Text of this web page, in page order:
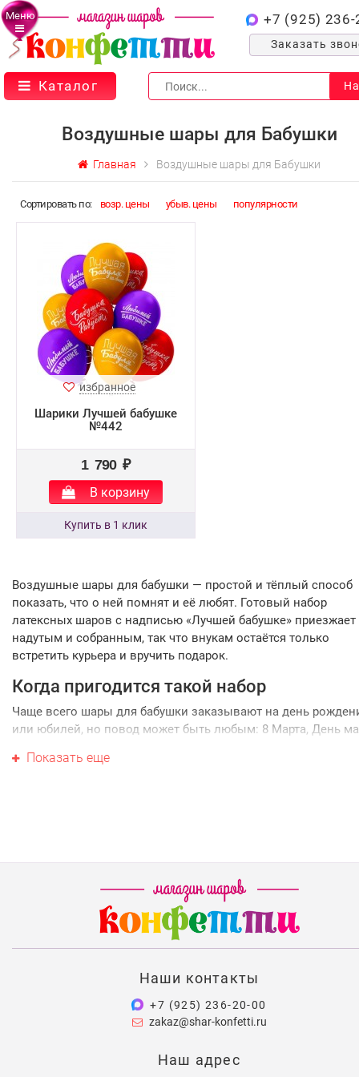
Меню +7 (925) 236-
Заказать
Каталог
Воздушные шары для Бабушки
Главная Воздушные шары для Бабушки
Cортировать по: возр. цены убыв. цены популярности
избранное
Шарики Лучшей бабушке
№442
1 790 ₽
В корзину
Воздушные шары для бабушки — простой и тёплый способ
показать, что о ней помнят и её любят. Готовый набор
латексных шаров с надписью «Лучшей бабушке» приезжает
надутым и собранным, так что внукам остаётся только
встретить курьера и вручить подарок.
Когда пригодится такой набор
Чаще всего шары для бабушки заказывают на день
или юбилей, но повод может быть любым: 8 Марта, День
прийти не с пустыми руками. Набор хорошо работает и сам
Кто обычно заказывает
Как правило, заказывают внуки — часто вместе с
Доставку можно оформить прямо к бабушке домой как
или к месту семейного застолья. Привезём по Москве и
области в удобное время, а при самовывозе сделаем
Поздравляете сразу и бабушку, и дедушку? Загляните в
Можно ли доставить шары как сюрприз?
Показать еще
Наши контакты
+7 (925) 236-20-00
zakaz@shar-konfetti.ru
Наш адрес